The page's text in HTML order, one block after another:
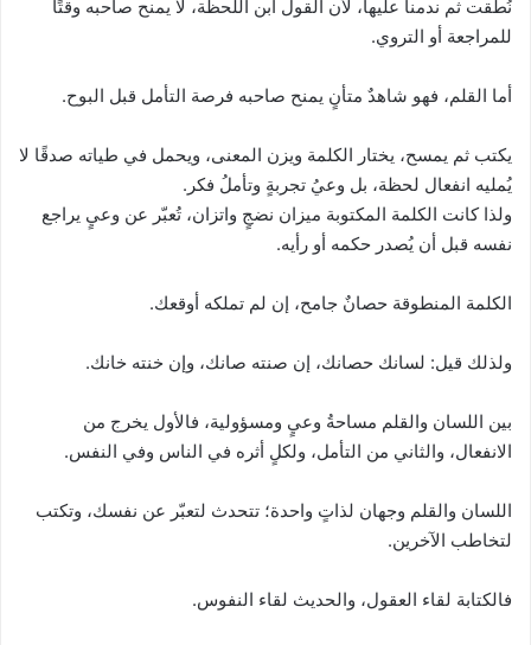
نُطقت ثم ندمنا عليها، لأن القول ابن اللحظة، لا يمنح صاحبه وقتًا
للمراجعة أو التروي.
أما القلم، فهو شاهدٌ متأنٍ يمنح صاحبه فرصة التأمل قبل البوح.
يكتب ثم يمسح، يختار الكلمة ويزن المعنى، ويحمل في طياته صدقًا لا
يُمليه انفعال لحظة، بل وعيُ تجربةٍ وتأملُ فكر.
ولذا كانت الكلمة المكتوبة ميزان نضجٍ واتزان، تُعبّر عن وعيٍ يراجع
نفسه قبل أن يُصدر حكمه أو رأيه.
الكلمة المنطوقة حصانٌ جامح، إن لم تملكه أوقعك.
ولذلك قيل: لسانك حصانك، إن صنته صانك، وإن خنته خانك.
بين اللسان والقلم مساحةُ وعيٍ ومسؤولية، فالأول يخرج من
الانفعال، والثاني من التأمل، ولكلٍ أثره في الناس وفي النفس.
اللسان والقلم وجهان لذاتٍ واحدة؛ تتحدث لتعبّر عن نفسك، وتكتب
لتخاطب الآخرين.
فالكتابة لقاء العقول، والحديث لقاء النفوس.